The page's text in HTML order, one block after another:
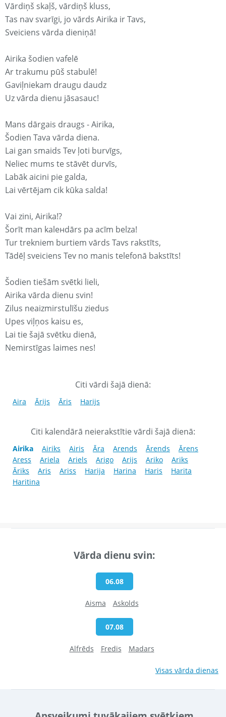
Vārdiņš skaļš, vārdiņš kluss,
Tas nav svarīgi, jo vārds Airika ir Tavs,
Sveiciens vārda dieniņā!
Airika šodien vafelē
Ar trakumu pūš stabulē!
Gaviļniekam draugu daudz
Uz vārda dienu jāsasauc!
Mans dārgais draugs - Airika,
Šodien Tava vārda diena.
Lai gan smaids Tev ļoti burvīgs,
Neliec mums te stāvēt durvīs,
Labāk aicini pie galda,
Lai vērtējam cik kūka salda!
Vai zini, Airika!?
Šorīt man kaleнdārs pa acīm belza!
Tur trekniem burtiem vārds Tavs rakstīts,
Tādēļ sveiciens Tev no manis telefonā bakstīts!
Šodien tiešām svētki lieli,
Airika vārda dienu svin!
Zilus neaizmirstulīšu ziedus
Upes viļņos kaisu es,
Lai tie šajā svētku dienā,
Nemirstīgas laimes nes!
Citi vārdi šajā dienā:
Aira Ārijs Āris Harijs
Citi kalendārā neierakstītie vārdi šajā dienā:
Airika Airiks Airis Āra Arends Ārends
Ārens
Aress
Ariela Ariels Arigo Arijs Ariko
Ariks
Āriks
Aris Ariss Harija Harina Haris
Harita
Haritina
Vārda dienu svin:
06.08
Aisma Askolds
07.08
Alfrēds Fredis Madars
Visas vārda dienas